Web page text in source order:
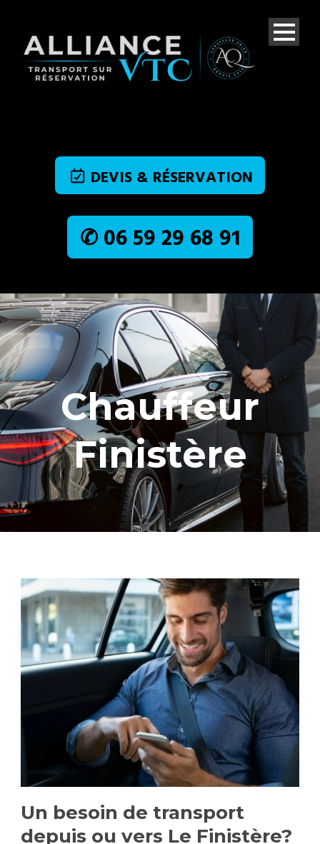
DEVIS & RÉSERVATION
✆ 06 59 29 68 91
Chauffeur
Finistère
Un besoin de transport
depuis ou vers Le Finistère?